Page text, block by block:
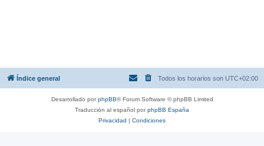
Índice general Todos los horarios son UTC+02:00
Desarrollado porphpBB® Forum Software © phpBB Limited
Traducción al español porphpBB España
Privacidad | Condiciones